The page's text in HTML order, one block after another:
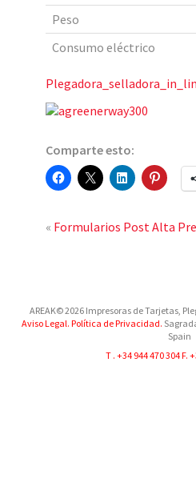
Peso
Consumo eléctrico
Comparte esto:
« Formularios Post Alta
AREAK© 2026 Impresoras de Tarjetas,
Aviso Legal. Política de Privacidad.
Spain
T . +34 944 470 304F.